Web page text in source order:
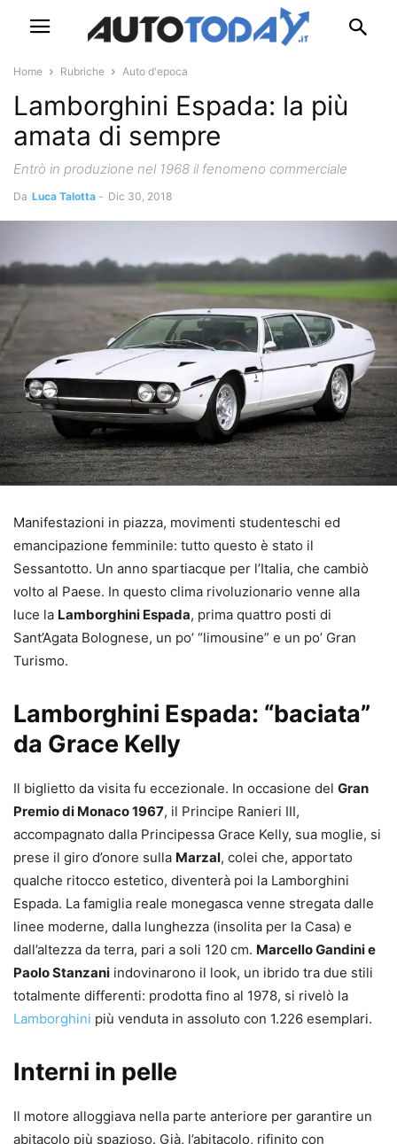
Home Rubriche Auto d'epoca
Lamborghini Espada: la più
amata di sempre
Entrò in produzione nel 1968 il fenomeno commerciale
Da Luca Talotta - Dic 30, 2018
Manifestazioni in piazza, movimenti studenteschi ed
emancipazione femminile: tutto questo è stato il
Sessantotto. Un anno spartiacque per l’Italia, che cambiò
volto al Paese. In questo clima rivoluzionario venne alla
luce la Lamborghini Espada, prima quattro posti di
Sant’Agata Bolognese, un po’ “limousine” e un po’ Gran
Turismo.
Lamborghini Espada: “baciata”
da Grace Kelly
Il biglietto da visita fu eccezionale. In occasione del Gran
Premio di Monaco 1967, il Principe Ranieri III,
accompagnato dalla Principessa Grace Kelly, sua moglie, si
prese il giro d’onore sulla Marzal, colei che, apportato
qualche ritocco estetico, diventerà poi la Lamborghini
Espada. La famiglia reale monegasca venne stregata dalle
linee moderne, dalla lunghezza (insolita per la Casa) e
dall’altezza da terra, pari a soli 120 cm. Marcello Gandini e
Paolo Stanzani indovinarono il look, un ibrido tra due stili
totalmente differenti: prodotta fino al 1978, si rivelò la
Lamborghini più venduta in assoluto con 1.226 esemplari.
Interni in pelle
Il motore alloggiava nella parte anteriore per garantire un
abitacolo più spazioso. Già, l’abitacolo, rifinito con